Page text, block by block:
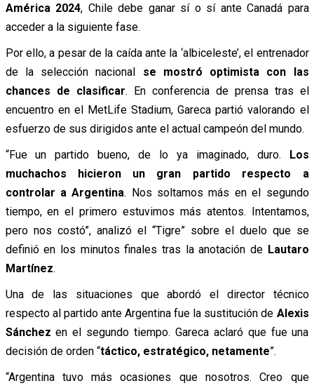
América 2024, Chile debe ganar sí o sí ante Canadá para
acceder a la siguiente fase.
Por ello, a pesar de la caída ante la ‘albiceleste’, el entrenador
de la selección nacional se mostró optimista con las
chances de clasificar. En conferencia de prensa tras el
encuentro en el MetLife Stadium, Gareca partió valorando el
esfuerzo de sus dirigidos ante el actual campeón del mundo.
“Fue un partido bueno, de lo ya imaginado, duro. Los
muchachos hicieron un gran partido respecto a
controlar a Argentina. Nos soltamos más en el segundo
tiempo, en el primero estuvimos más atentos. Intentamos,
pero nos costó”, analizó el “Tigre” sobre el duelo que se
definió en los minutos finales tras la anotación de Lautaro
Martínez.
Una de las situaciones que abordó el director técnico
respecto al partido ante Argentina fue la sustitución de Alexis
Sánchez en el segundo tiempo. Gareca aclaró que fue una
decisión de orden “táctico, estratégico, netamente”.
“Argentina tuvo más ocasiones que nosotros. Creo que